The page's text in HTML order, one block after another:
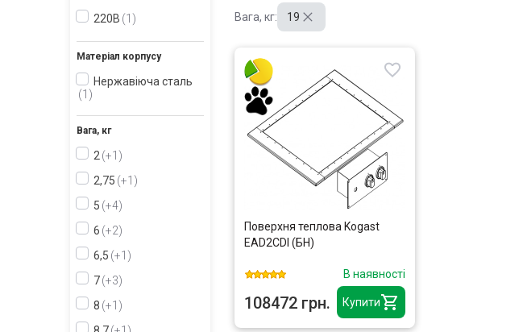
220В 1
Матеріал корпусу
Нержавіюча сталь
1
Вага, кг
2 +1
2,75 +1
5 +4
6 +2
6,5 +1
7 +3
8 +1
Вага, кг: 19
Купити
Поверхня теплова Kogast
EAD2CDI (БН)
В наявності
108472 грн.